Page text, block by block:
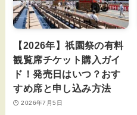
【2026年】祇園祭の有料
観覧席チケット購入ガイ
ド！発売日はいつ？おす
すめ席と申し込み方法
2026年7月5日